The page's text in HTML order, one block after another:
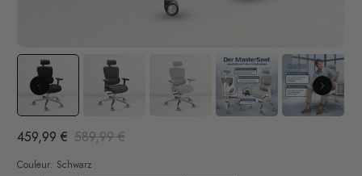
459,99 € 589,99 €
Couleur: Schwarz